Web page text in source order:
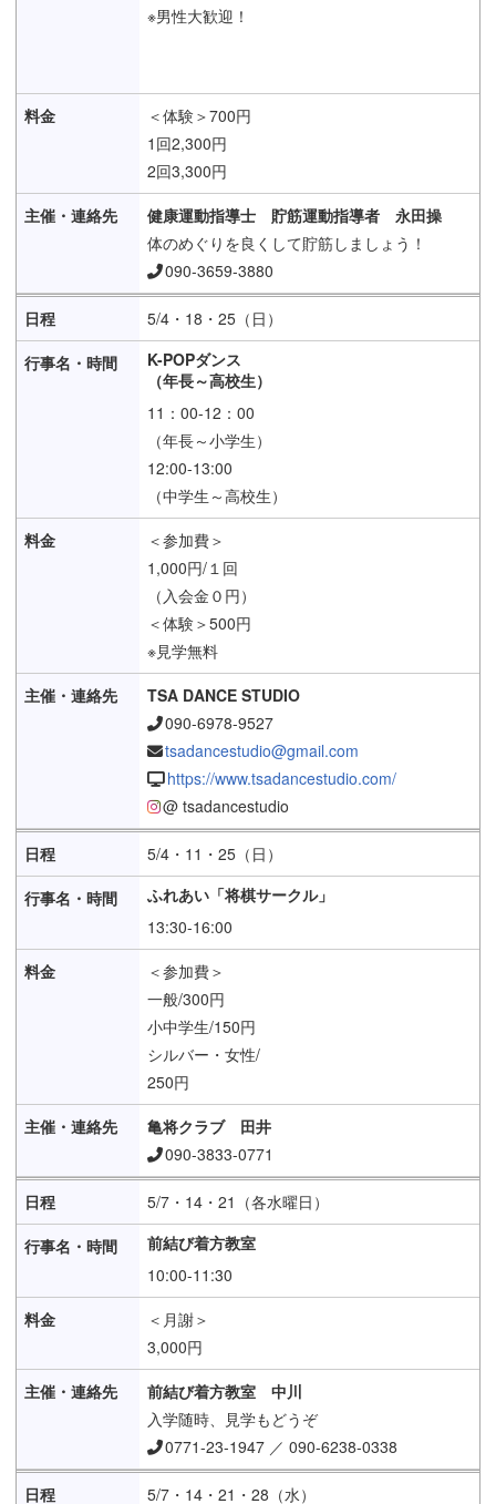
※男性大歓迎！
＜体験＞700円
1回2,300円
2回3,300円
健康運動指導士 貯筋運動指導者 永田操
体のめぐりを良くして貯筋しましょう！
090-3659-3880
5/4・18・25（日）
K-POPダンス
（年長～高校生）
11：00-12：00
（年長～小学生）
12:00-13:00
（中学生～高校生）
＜参加費＞
1,000円/１回
（入会金０円）
＜体験＞500円
※見学無料
TSA DANCE STUDIO
090-6978-9527
tsadancestudio@gmail.com
https://www.tsadancestudio.com/
@ tsadancestudio
5/4・11・25（日）
ふれあい「将棋サークル」
13:30-16:00
＜参加費＞
一般/300円
小中学生/150円
シルバー・女性/
250円
亀将クラブ 田井
090-3833-0771
5/7・14・21（各水曜日）
前結び着方教室
10:00-11:30
＜月謝＞
3,000円
前結び着方教室 中川
入学随時、見学もどうぞ
0771-23-1947 ／ 090-6238-0338
5/7・14・21・28（水）